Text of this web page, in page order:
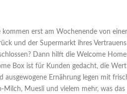
kommen erst am Wochenende von
und der Supermarkt ihres
Dann hilft die Welcome
Box ist für Kunden gedacht, die
ausgewogene Ernährung legen mit
Milch, Muesli und vielem mehr, was